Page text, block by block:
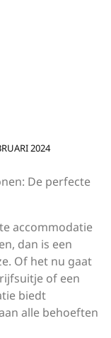
2024
De perfecte
accommodatie
dan is een
Of het nu gaat
of een
biedt
alle behoeften